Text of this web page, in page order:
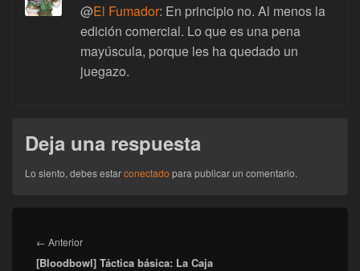
@El Fumador: En principio no. Al menos la
edición comercial. Lo que es una pena
mayúscula, porque les ha quedado un
juegazo.
Deja una respuesta
Lo siento, debes estarconectado para publicar un comentario.
de
entradas
← AnteriorEntrada
anterior:
[Bloodbowl] Táctica básica: La Caja